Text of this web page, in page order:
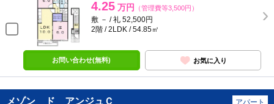
4.25 万円 （管理費等3,500円）
敷 － / 礼 52,500円
2階 / 2LDK / 54.85㎡
お問い合わせ(無料) お気に入り
メゾン ド アンジュＣ アパート